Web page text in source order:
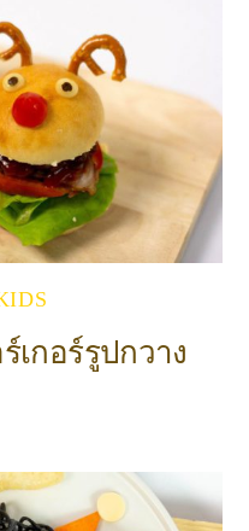
ร์เกอร์รูปกวาง